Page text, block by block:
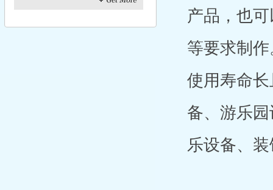
产品，也
等要求制
使用寿命
备、游乐
乐设备、